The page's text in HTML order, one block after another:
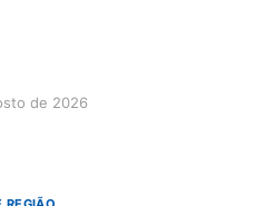
de 2026